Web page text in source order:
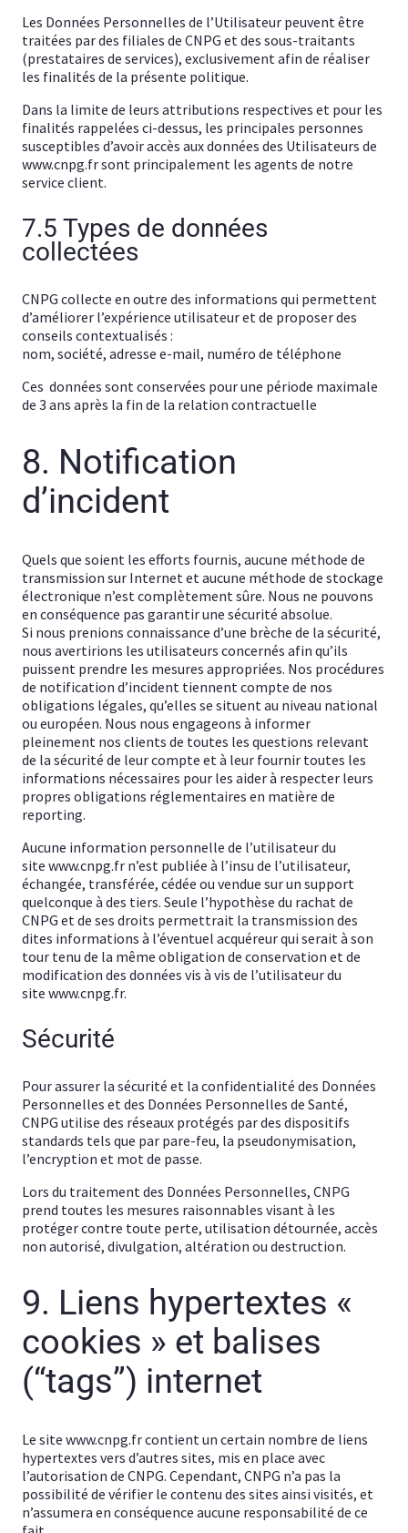
Les Données Personnelles de l’Utilisateur peuvent être
traitées par des filiales de CNPG et des sous-traitants
(prestataires de services), exclusivement afin de réaliser
les finalités de la présente politique.
Dans la limite de leurs attributions respectives et pour les
finalités rappelées ci-dessus, les principales personnes
susceptibles d’avoir accès aux données des Utilisateurs de
www.cnpg.fr sont principalement les agents de notre
service client.
7.5 Types de données
collectées
CNPG collecte en outre des informations qui permettent
d’améliorer l’expérience utilisateur et de proposer des
conseils contextualisés :
nom, société, adresse e-mail, numéro de téléphone
Ces données sont conservées pour une période maximale
de 3 ans après la fin de la relation contractuelle
8. Notification
d’incident
Quels que soient les efforts fournis, aucune méthode de
transmission sur Internet et aucune méthode de stockage
électronique n’est complètement sûre. Nous ne pouvons
en conséquence pas garantir une sécurité absolue.
Si nous prenions connaissance d’une brèche de la sécurité,
nous avertirions les utilisateurs concernés afin qu’ils
puissent prendre les mesures appropriées. Nos procédures
de notification d’incident tiennent compte de nos
obligations légales, qu’elles se situent au niveau national
ou européen. Nous nous engageons à informer
pleinement nos clients de toutes les questions relevant
de la sécurité de leur compte et à leur fournir toutes les
informations nécessaires pour les aider à respecter leurs
propres obligations réglementaires en matière de
reporting.
Aucune information personnelle de l’utilisateur du
site www.cnpg.fr n’est publiée à l’insu de l’utilisateur,
échangée, transférée, cédée ou vendue sur un support
quelconque à des tiers. Seule l’hypothèse du rachat de
CNPG et de ses droits permettrait la transmission des
dites informations à l’éventuel acquéreur qui serait à son
tour tenu de la même obligation de conservation et de
modification des données vis à vis de l’utilisateur du
site www.cnpg.fr.
Sécurité
Pour assurer la sécurité et la confidentialité des Données
Personnelles et des Données Personnelles de Santé,
CNPG utilise des réseaux protégés par des dispositifs
standards tels que par pare-feu, la pseudonymisation,
l’encryption et mot de passe.
Lors du traitement des Données Personnelles, CNPG
prend toutes les mesures raisonnables visant à les
protéger contre toute perte, utilisation détournée, accès
non autorisé, divulgation, altération ou destruction.
9. Liens hypertextes «
cookies » et balises
(“tags”) internet
Le site www.cnpg.fr contient un certain nombre de liens
hypertextes vers d’autres sites, mis en place avec
l’autorisation de CNPG. Cependant, CNPG n’a pas la
possibilité de vérifier le contenu des sites ainsi visités, et
n’assumera en conséquence aucune responsabilité de ce